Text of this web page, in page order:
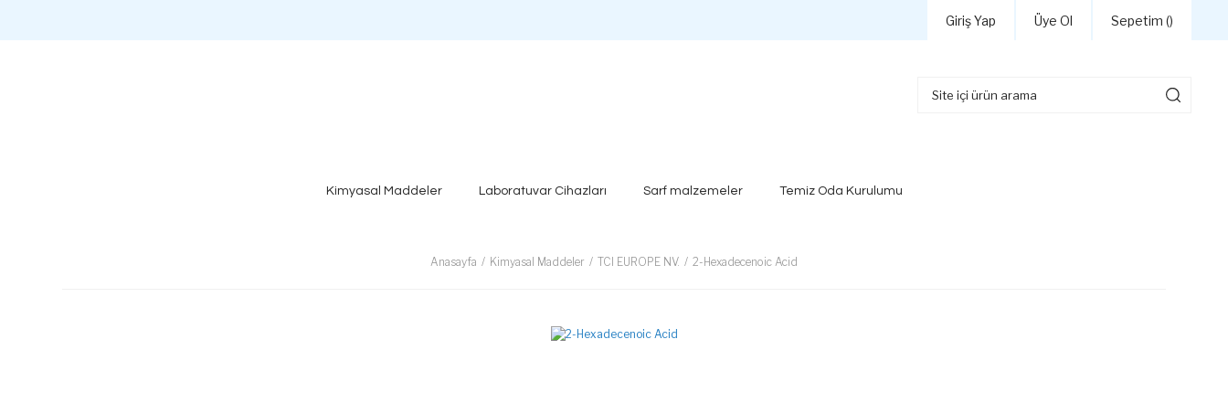
Giriş Yap Üye Ol Sepetim ()
Kimyasal Maddeler Laboratuvar Cihazları Sarf malzemeler Temiz Oda Kurulumu
Anasayfa Kimyasal Maddeler TCI EUROPE NV. 2-Hexadecenoic Acid